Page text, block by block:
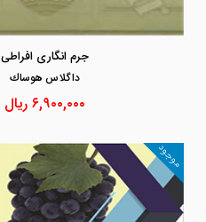
جرم انگاری افراطی
داگلاس هوساك
۶,۹۰۰,۰۰۰ریال
موجود